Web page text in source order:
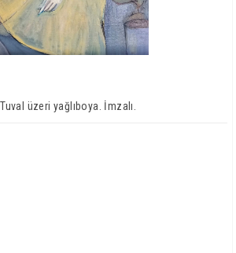
üzeri yağlıboya. İmzalı.